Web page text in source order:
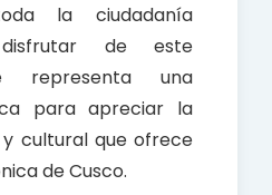
la ciudadanía
de este
representa una
para apreciar la
cultural que ofrece
de Cusco.